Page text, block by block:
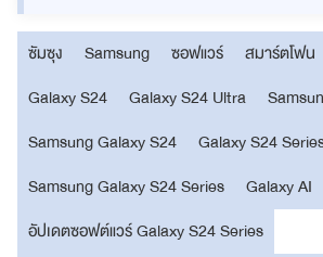
ซัมซุง Samsung ซอฟแวร์ สมาร์ตโฟน
Galaxy S24
Galaxy S24 Ultra
Samsung Galaxy S24
Galaxy S24
Samsung Galaxy S24 Series
Galaxy AI
อัปเดตซอฟต์แวร์ Galaxy S24 Series